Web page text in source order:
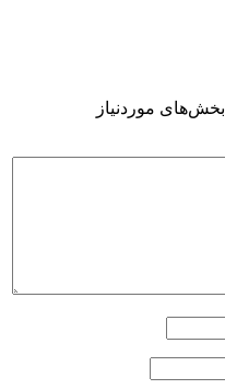
بخش‌های موردنیاز